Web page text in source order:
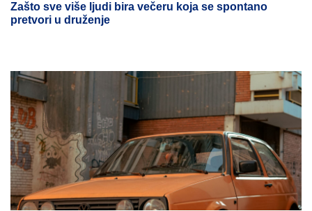
Zašto sve više ljudi bira večeru koja se spontano
pretvori u druženje